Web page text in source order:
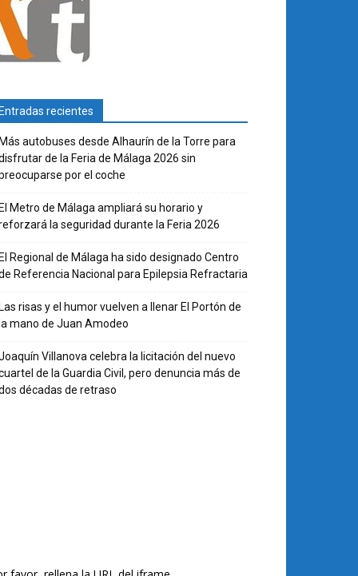
recientes
autobuses desde Alhaurín de la Torre para
de la Feria de Málaga 2026 sin
por el coche
Metro de Málaga ampliará su horario y
la seguridad durante la Feria 2026
Regional de Málaga ha sido designado Centro
Referencia Nacional para Epilepsia Refractaria
risas y el humor vuelven a llenar El Portón de
mano de Juan Amodeo
Villanova celebra la licitación del nuevo
de la Guardia Civil, pero denuncia más de
décadas de retraso